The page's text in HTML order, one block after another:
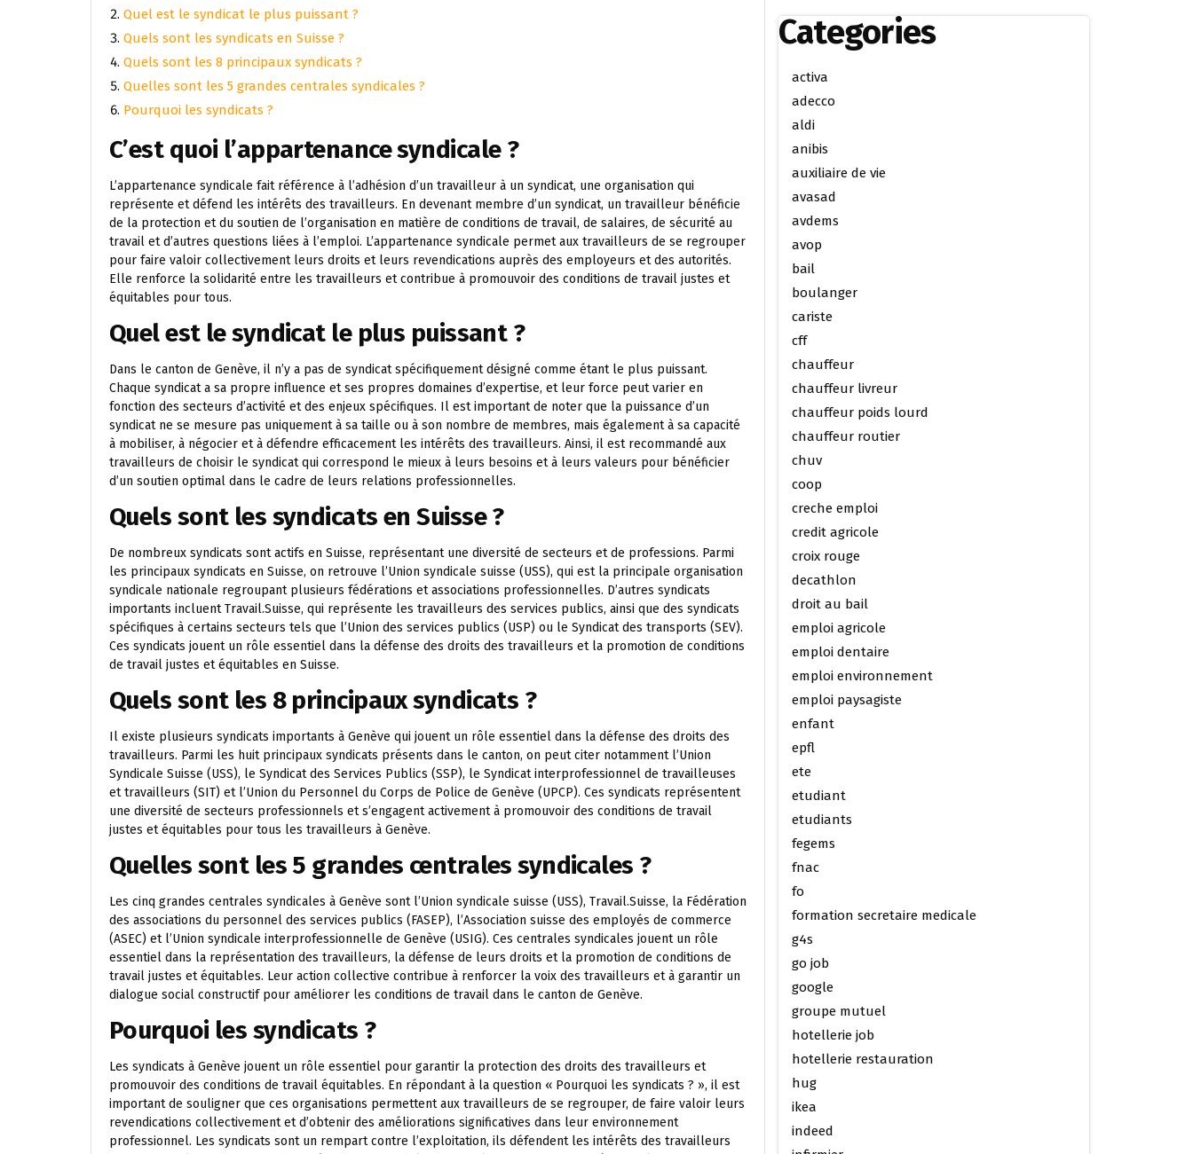
Quel est le syndicat le plus puissant ?
Quels sont les syndicats en Suisse ?
Quels sont les 8 principaux syndicats ?
Quelles sont les 5 grandes centrales syndicales ?
Pourquoi les syndicats ?
C’est quoi l’appartenance syndicale ?
L’appartenance syndicale fait référence à l’adhésion d’un travailleur à un syndicat, une organisation qui
représente et défend les intérêts des travailleurs. En devenant membre d’un syndicat, un travailleur bénéficie
de la protection et du soutien de l’organisation en matière de conditions de travail, de salaires, de sécurité au
travail et d’autres questions liées à l’emploi. L’appartenance syndicale permet aux travailleurs de se regrouper
pour faire valoir collectivement leurs droits et leurs revendications auprès des employeurs et des autorités.
Elle renforce la solidarité entre les travailleurs et contribue à promouvoir des conditions de travail justes et
équitables pour tous.
Quel est le syndicat le plus puissant ?
Dans le canton de Genève, il n’y a pas de syndicat spécifiquement désigné comme étant le plus puissant.
Chaque syndicat a sa propre influence et ses propres domaines d’expertise, et leur force peut varier en
fonction des secteurs d’activité et des enjeux spécifiques. Il est important de noter que la puissance d’un
syndicat ne se mesure pas uniquement à sa taille ou à son nombre de membres, mais également à sa capacité
à mobiliser, à négocier et à défendre efficacement les intérêts des travailleurs. Ainsi, il est recommandé aux
travailleurs de choisir le syndicat qui correspond le mieux à leurs besoins et à leurs valeurs pour bénéficier
d’un soutien optimal dans le cadre de leurs relations professionnelles.
Quels sont les syndicats en Suisse ?
De nombreux syndicats sont actifs en Suisse, représentant une diversité de secteurs et de professions. Parmi
les principaux syndicats en Suisse, on retrouve l’Union syndicale suisse (USS), qui est la principale organisation
syndicale nationale regroupant plusieurs fédérations et associations professionnelles. D’autres syndicats
importants incluent Travail.Suisse, qui représente les travailleurs des services publics, ainsi que des syndicats
spécifiques à certains secteurs tels que l’Union des services publics (USP) ou le Syndicat des transports (SEV).
Ces syndicats jouent un rôle essentiel dans la défense des droits des travailleurs et la promotion de conditions
de travail justes et équitables en Suisse.
Quels sont les 8 principaux syndicats ?
Il existe plusieurs syndicats importants à Genève qui jouent un rôle essentiel dans la défense des droits des
travailleurs. Parmi les huit principaux syndicats présents dans le canton, on peut citer notamment l’Union
Syndicale Suisse (USS), le Syndicat des Services Publics (SSP), le Syndicat interprofessionnel de travailleuses
et travailleurs (SIT) et l’Union du Personnel du Corps de Police de Genève (UPCP). Ces syndicats représentent
une diversité de secteurs professionnels et s’engagent activement à promouvoir des conditions de travail
justes et équitables pour tous les travailleurs à Genève.
Quelles sont les 5 grandes centrales syndicales ?
Les cinq grandes centrales syndicales à Genève sont l’Union syndicale suisse (USS), Travail.Suisse, la Fédération
des associations du personnel des services publics (FASEP), l’Association suisse des employés de commerce
(ASEC) et l’Union syndicale interprofessionnelle de Genève (USIG). Ces centrales syndicales jouent un rôle
essentiel dans la représentation des travailleurs, la défense de leurs droits et la promotion de conditions de
travail justes et équitables. Leur action collective contribue à renforcer la voix des travailleurs et à garantir un
dialogue social constructif pour améliorer les conditions de travail dans le canton de Genève.
Pourquoi les syndicats ?
Les syndicats à Genève jouent un rôle essentiel pour garantir la protection des droits des travailleurs et
promouvoir des conditions de travail équitables. En répondant à la question « Pourquoi les syndicats ? », il est
important de souligner que ces organisations permettent aux travailleurs de se regrouper, de faire valoir leurs
revendications collectivement et d’obtenir des améliorations significatives dans leur environnement
professionnel. Les syndicats sont un rempart contre l’exploitation, ils défendent les intérêts des travailleurs
Categories
activa
adecco
aldi
anibis
auxiliaire de vie
avasad
avdems
avop
bail
boulanger
cariste
cff
chauffeur
chauffeur livreur
chauffeur poids lourd
chauffeur routier
chuv
coop
creche emploi
credit agricole
croix rouge
decathlon
droit au bail
emploi agricole
emploi dentaire
emploi environnement
emploi paysagiste
enfant
epfl
ete
etudiant
etudiants
fegems
fnac
fo
formation secretaire medicale
g4s
go job
google
groupe mutuel
hotellerie job
hotellerie restauration
hug
ikea
indeed